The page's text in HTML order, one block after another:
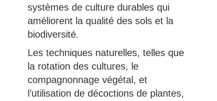
systèmes de culture durables qui
améliorent la qualité des sols et la
biodiversité.
Les techniques naturelles, telles que
la rotation des cultures, le
compagnonnage végétal, et
l’utilisation de décoctions de plantes,